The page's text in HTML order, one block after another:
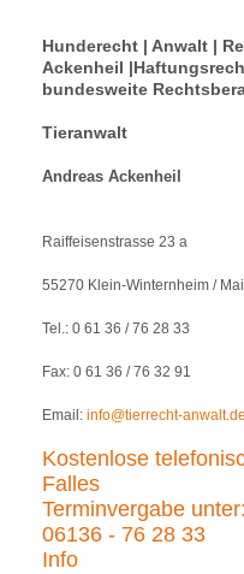
Hunderecht | Anwalt |
Ackenheil
bundesweite
Tieranwalt
Andreas Ackenheil
Raiffeisenstrasse 23 a
55270 Klein-Winternheim /
Tel.: 0 61 36 / 76 28 33
Fax: 0 61 36 / 76 32 91
Email: info@tierrecht-anwalt.de
Kostenlose
Falles
Terminvergabe unter:
06136 - 76 28 33
Info